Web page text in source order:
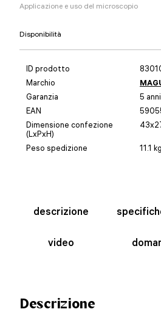
Applicazione e uso del microscopio
Disponibilità
ID prodotto
Marchio
Garanzia
5 anni
EAN
Dimensione confezione
(LxPxH)
Peso spedizione 11.1 kg
descrizione
video
Descrizione